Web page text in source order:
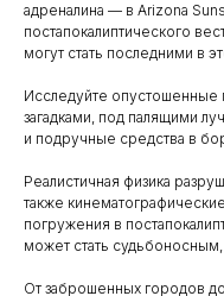
адреналина — в Arizona
постапокалиптического
могут стать последними в
Исследуйте опустошенные
загадками, под палящими
и подручные средства в
Реалистичная физика
также
погружения в
может стать
От заброшенных городов